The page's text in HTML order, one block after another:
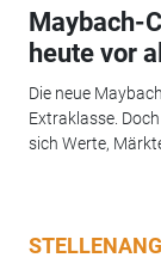
Maybach-
heute vor
Die neue
Extraklasse.
sich Werte,